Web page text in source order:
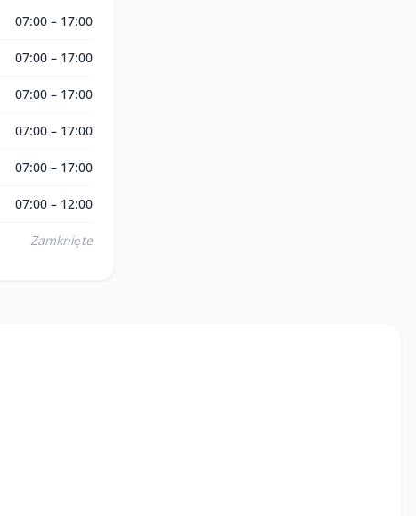
07:00 – 17:00
07:00 – 17:00
07:00 – 17:00
07:00 – 17:00
07:00 – 17:00
07:00 – 12:00
Zamknięte